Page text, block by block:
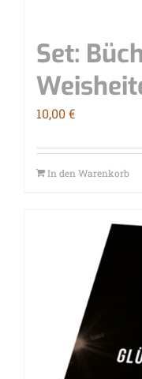
Set:
10,00€
In den Warenkorb